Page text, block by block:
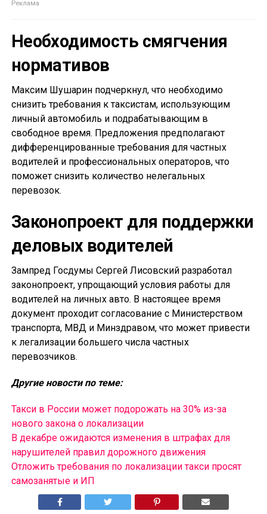
Необходимость смягчения
нормативов
Максим Шушарин подчеркнул, что необходимо
снизить требования к таксистам, использующим
личный автомобиль и подрабатывающим в
свободное время. Предложения предполагают
дифференцированные требования для частных
водителей и профессиональных операторов, что
поможет снизить количество нелегальных
перевозок.
Законопроект для поддержки
деловых водителей
Зампред Госдумы Сергей Лисовский разработал
законопроект, упрощающий условия работы для
водителей на личных авто. В настоящее время
документ проходит согласование с Министерством
транспорта, МВД и Минздравом, что может привести
к легализации большего числа частных
перевозчиков.
Другие новости по теме:
Такси в России может подорожать на 30% из-за
нового закона о локализации
В декабре ожидаются изменения в штрафах для
нарушителей правил дорожного движения
Отложить требования по локализации такси просят
самозанятые и ИП